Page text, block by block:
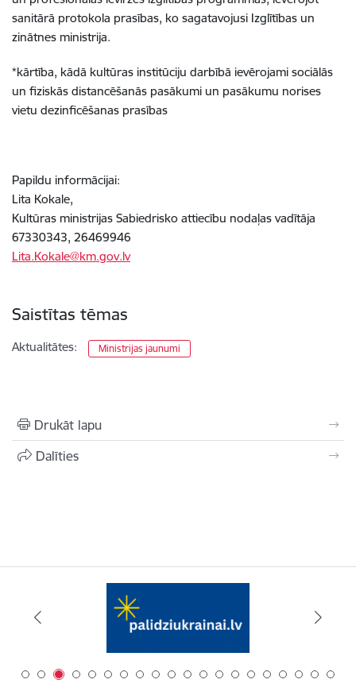
sanitārā protokola prasības, ko sagatavojusi Izglītības un
zinātnes ministrija.
*kārtība, kādā kultūras institūciju darbībā ievērojami sociālās
un fiziskās distancēšanās pasākumi un pasākumu norises
vietu dezinficēšanas prasības
Papildu informācijai:
Lita Kokale,
Kultūras ministrijas Sabiedrisko attiecību nodaļas vadītāja
67330343, 26469946
Lita.Kokale@km.gov.lv
Saistītas tēmas
Aktualitātes: Ministrijas jaunumi
Drukāt lapu
Dalīties